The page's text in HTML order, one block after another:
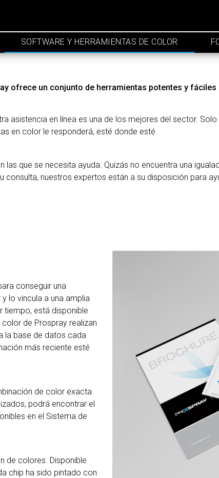
SOFTWARE Y HERRAMIENTAS DE COLOR
ofrece un conjunto de herramientas potentes y
asistencia en línea es una de los mejores del sector.
en color le responderá, esté donde esté.
las que se necesita ayuda. Quizás no encuentra una
nuestros expertos están a su disposición para
conseguir una
lo vincula a una amplia
tiempo, está disponible
de Prospray realizan
la base de datos cada
más reciente esté
de color exacta
podrá encontrar el
en el Sistema de
de colores. Disponible
chip ha sido pintado con